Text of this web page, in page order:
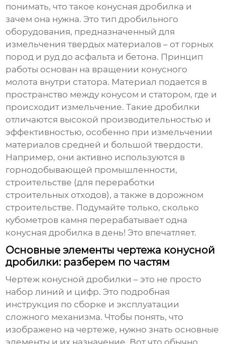
понимать, что такое конусная дробилка и
зачем она нужна. Это тип дробильного
оборудования, предназначенный для
измельчения твердых материалов – от горных
пород и руд до асфальта и бетона. Принцип
работы основан на вращении конусного
молота внутри статора. Материал подается в
пространство между конусом и статором, где и
происходит измельчение. Такие дробилки
отличаются высокой производительностью и
эффективностью, особенно при измельчении
материалов средней и большой твердости.
Например, они активно используются в
горнодобывающей промышленности,
строительстве (для переработки
строительных отходов), а также в дорожном
строительстве. Подумайте только, сколько
кубометров камня перерабатывает одна
конусная дробилка в день! Это впечатляет.
Основные элементы чертежа конусной
дробилки: разберем по частям
Чертеж конусной дробилки – это не просто
набор линий и цифр. Это подробная
инструкция по сборке и эксплуатации
сложного механизма. Чтобы понять, что
изображено на чертеже, нужно знать основные